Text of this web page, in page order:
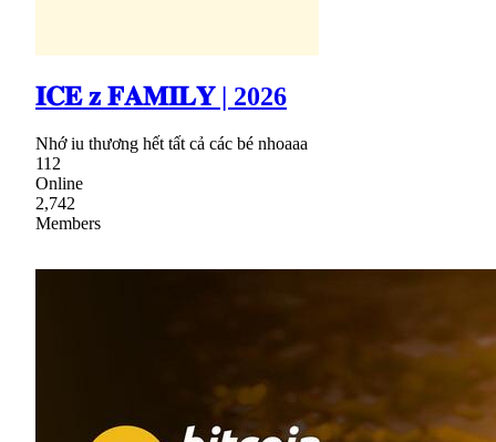
𝐈𝐂𝐄 𝐳 𝐅𝐀𝐌𝐈𝐋𝐘 | 2026
Nhớ iu thương hết tất cả các bé nhoaaa
112
Online
2,742
Members